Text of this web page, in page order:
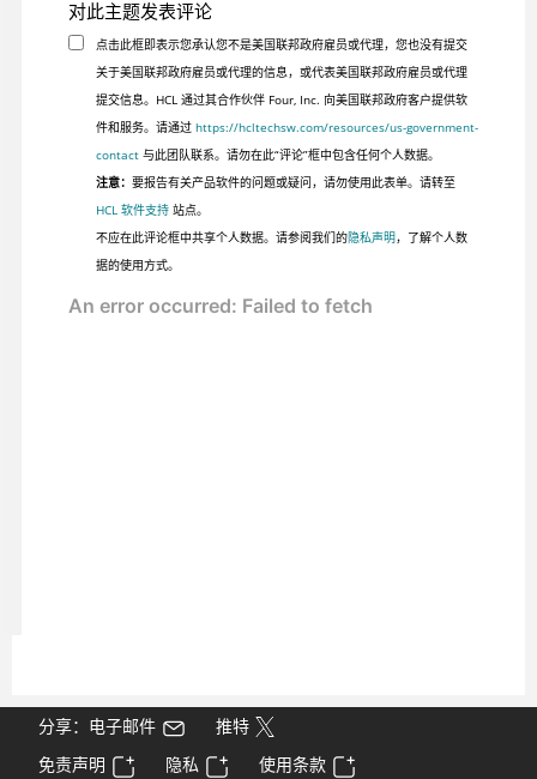
对此主题发表评论
点击此框即表示您承认您不是美国联邦政府雇员或代理，您也没有提交
关于美国联邦政府雇员或代理的信息，或代表美国联邦政府雇员或代理
提交信息。HCL 通过其合作伙伴 Four, Inc. 向美国联邦政府客户提供软
件和服务。请通过 https://hcltechsw.com/resources/us-government-
contact与此团队联系。请勿在此“评论”框中包含任何个人数据。
注意： 要报告有关产品软件的问题或疑问，请勿使用此表单。请转至
HCL 软件支持站点。
不应在此评论框中共享个人数据。请参阅我们的隐私声明，了解个人数
据的使用方式。
分享：电子邮件
推特
免责声明
隐私
使用条款